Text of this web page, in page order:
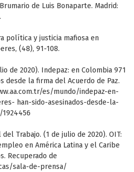
de Luis Bonaparte. Madrid:
política y justicia mafiosa en
(48), 91-108.
de 2020). Indepaz: en Colombia 971
desde la firma del Acuerdo de Paz.
es/mundo/indepaz-en-
han-sido-asesinados-desde-la-
Trabajo. (1 de julio de 2020). OIT:
en América Latina y el Caribe
Recuperado de
sala-de-prensa/